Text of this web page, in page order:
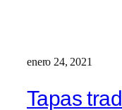
enero 24, 2021
Tapas